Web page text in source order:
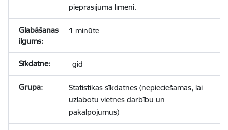
pieprasījuma līmeni.
1 minūte
_gid
Statistikas sīkdatnes (nepieciešamas, lai
uzlabotu vietnes darbību un
pakalpojumus)